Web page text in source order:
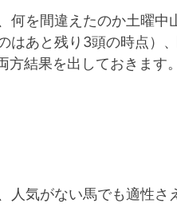
何を間違えたのか土曜中
はあと残り3頭の時点）
結果を出しておきます。
人気がない馬でも適性さ